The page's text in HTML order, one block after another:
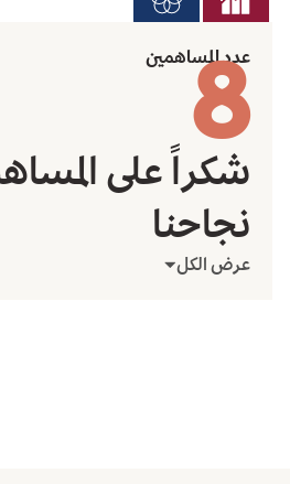
عدد المساهمين
8
شكراً على
نجاحنا
عرض الكل